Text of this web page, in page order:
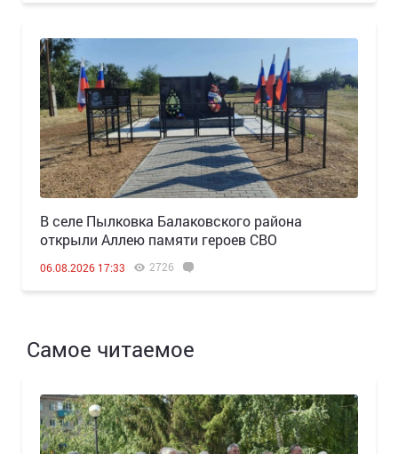
В селе Пылковка Балаковского района
открыли Аллею памяти героев СВО
06.08.2026 17:33 2726
Самое читаемое